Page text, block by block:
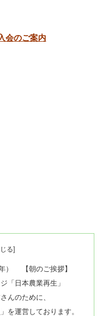
会のご案内
） 【朝のご挨拶】
「日本農業再生」
んのために、
を運営しております。